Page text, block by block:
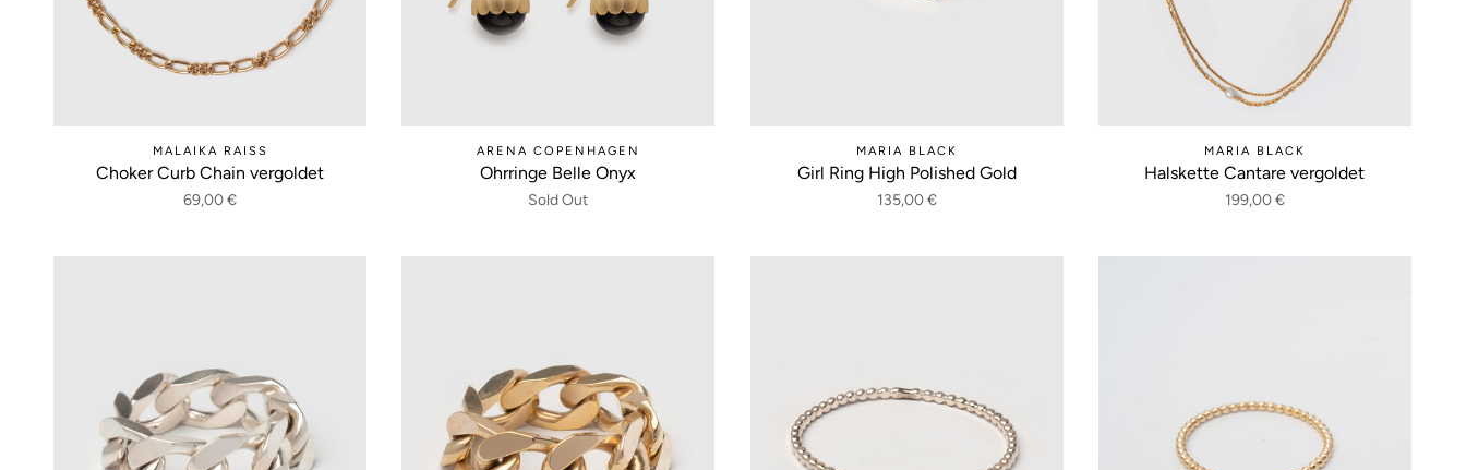
MALAIKA RAISS
Choker Curb Chain vergoldet
69,00 €
ARENA COPENHAGEN
Ohrringe Belle Onyx
Sold Out
MARIA BLACK
Girl Ring High Polished Gold
135,00 €
MARIA BLACK
Halskette Cantare vergoldet
199,00 €